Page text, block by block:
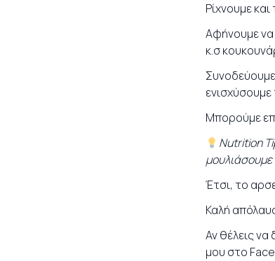
Ρίχνουμε
Αφήνουμε να
κ.σ
Συνοδεύουμε
Μπορούμε
Nutrition
μουλιάσουμε
Έτσι, το
Καλή
Αν θέλεις να
μου στο